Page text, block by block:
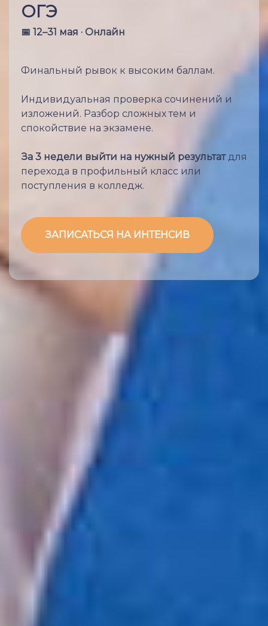
ОГЭ
📅 12–31 мая · Онлайн
Финальный рывок к высоким баллам.
Индивидуальная проверка сочинений и
изложений. Разбор сложных тем и
спокойствие на экзамене.
За 3 недели выйти на нужный результатдля
перехода в профильный класс или
поступления в колледж.
ЗАПИСАТЬСЯ НА ИНТЕНСИВ